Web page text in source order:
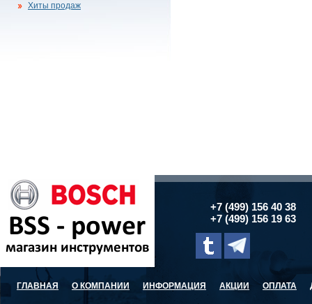
Хиты продаж
+7 (499) 156 40 38
+7 (499) 156 19 63
ГЛАВНАЯ О КОМПАНИИ ИНФОРМАЦИЯ АКЦИИ ОПЛАТА